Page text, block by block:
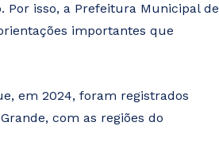
Por isso, a Prefeitura Municipal de
importantes que
em 2024, foram registrados
com as regiões do